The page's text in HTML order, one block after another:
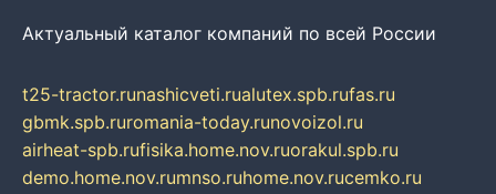
Актуальный каталог компаний по всей России
t25-tractor.runashicveti.rualutex.spb.rufas.ru
gbmk.spb.ruromania-today.runovoizol.ru
airheat-spb.rufisika.home.nov.ruorakul.spb.ru
demo.home.nov.rumnso.ruhome.nov.rucemko.ru